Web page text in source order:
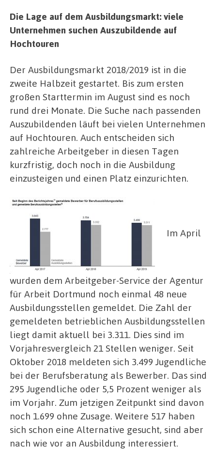
Die Lage auf dem Ausbildungsmarkt: viele
Unternehmen suchen Auszubildende auf
Hochtouren
Der Ausbildungsmarkt 2018/2019 ist in die
zweite Halbzeit gestartet. Bis zum ersten
großen Starttermin im August sind es noch
rund drei Monate. Die Suche nach passenden
Auszubildenden läuft bei vielen Unternehmen
auf Hochtouren. Auch entscheiden sich
zahlreiche Arbeitgeber in diesen Tagen
kurzfristig, doch noch in die Ausbildung
einzusteigen und einen Platz einzurichten.
Im April
wurden dem Arbeitgeber-Service der Agentur
für Arbeit Dortmund noch einmal 48 neue
Ausbildungsstellen gemeldet. Die Zahl der
gemeldeten betrieblichen Ausbildungsstellen
liegt damit aktuell bei 3.311. Dies sind im
Vorjahresvergleich 21 Stellen weniger. Seit
Oktober 2018 meldeten sich 3.499 Jugendliche
bei der Berufsberatung als Bewerber. Das sind
295 Jugendliche oder 5,5 Prozent weniger als
im Vorjahr. Zum jetzigen Zeitpunkt sind davon
noch 1.699 ohne Zusage. Weitere 517 haben
sich schon eine Alternative gesucht, sind aber
nach wie vor an Ausbildung interessiert.